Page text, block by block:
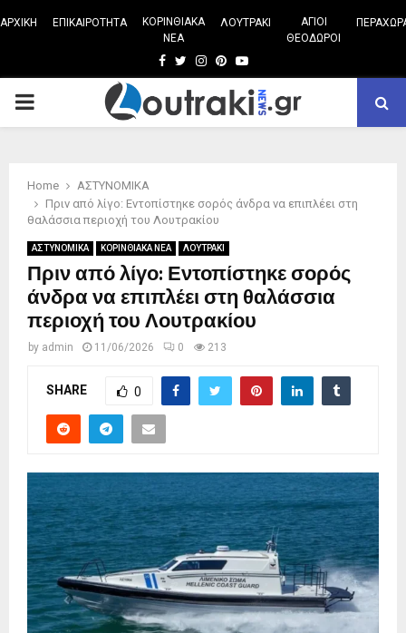
ΑΡΧΙΚΗ ΕΠΙΚΑΙΡΟΤΗΤΑ
ΚΟΡΙΝΘΙΑΚΑ
ΝΕΑ
ΛΟΥΤΡΑΚΙ
ΑΓΙΟΙ
ΘΕΟΔΩΡΟΙ
Facebook
TwitterInstagram
Pinterest
Youtube
PRIMARY
Home
ΑΣΤΥΝΟΜΙΚΑ
Πριν από λίγο: Εντοπίστηκε σορός άνδρα να επιπλέει στη
θαλάσσια περιοχή του Λουτρακίου
ΑΣΤΥΝΟΜΙΚΑ ΚΟΡΙΝΘΙΑΚΑ ΝΕΑ ΛΟΥΤΡΑΚΙ
Πριν από λίγο: Εντοπίστηκε σορός
άνδρα να επιπλέει στη θαλάσσια
περιοχή του Λουτρακίου
by admin 11/06/2026 0 213
SHARE 0